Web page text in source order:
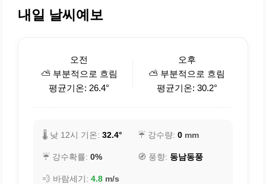
내일 날씨예보
오전
⛅ 부분적으로 흐림
평균기온: 26.4°
오후
⛅ 부분적으로 흐림
평균기온: 30.2°
🌡️ 낮 12시 기온: 32.4° ☔ 강수량: 0 mm
☔ 강수확률: 0% 🧭 풍향: 동남동풍
💨 바람세기: 4.8 m/s